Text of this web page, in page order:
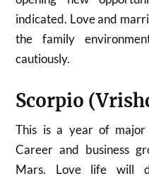
indicated. Love and
the family
cautiously.
Scorpio
This is a year of major
Career and business
Mars. Love life will